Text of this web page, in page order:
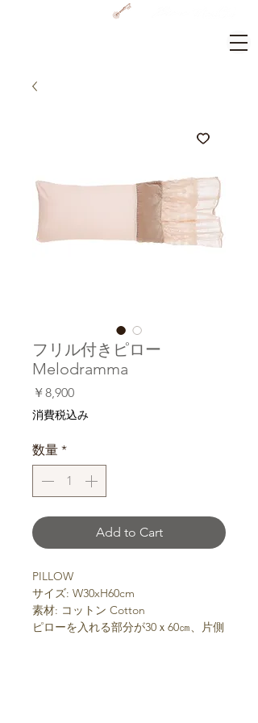
フリル付きピロー
Melodramma
￥8,900価
格
消費税込み
数量 *
Add to Cart
PILLOW
サイズ: W30xH60cm
素材: コットン Cotton
ピローを入れる部分が30ｘ60㎝、片側